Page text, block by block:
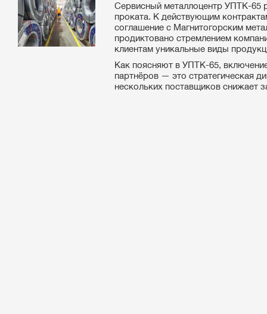
Сервисный металлоцентр УПТК-65
проката. К действующим
соглашение с Магнитогорским
продиктовано стремлением
клиентам уникальные виды
Как поясняют в УПТК-65,
партнёров — это стратегическая
нескольких поставщиков снижает